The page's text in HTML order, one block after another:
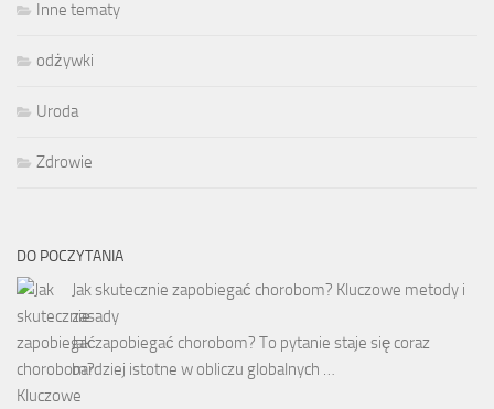
Inne tematy
odżywki
Uroda
Zdrowie
DO POCZYTANIA
Jak skutecznie zapobiegać chorobom? Kluczowe metody i
zasady
Jak zapobiegać chorobom? To pytanie staje się coraz
bardziej istotne w obliczu globalnych …